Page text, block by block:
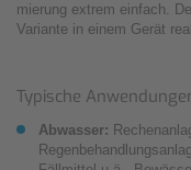
mie­rung extrem einfach.
Varian­te in einem Gerät
Typische
Abwasser: